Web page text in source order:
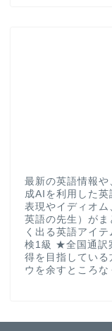
最新の英語情報
成AIを利用した
表現やイディオ
英語の先生）がま
く出る英語アイ
検1級 ★全国通訳
得を目指している
ウを余すところな